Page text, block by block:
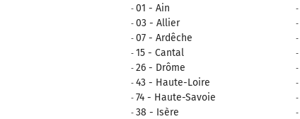
01 - Ain
03 - Allier
07 - Ardêche
15 - Cantal
26 - Drôme
43 - Haute-Loire
74 - Haute-Savoie
38 - Isère